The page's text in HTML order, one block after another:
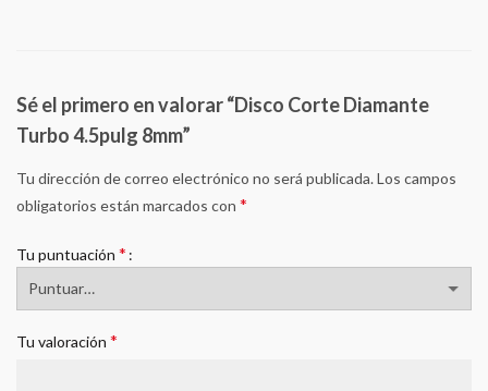
Sé el primero en valorar “Disco Corte Diamante
Turbo 4.5pulg 8mm”
Tu dirección de correo electrónico no será publicada.Los campos
obligatorios están marcados con *
Tu puntuación *
Tu valoración *